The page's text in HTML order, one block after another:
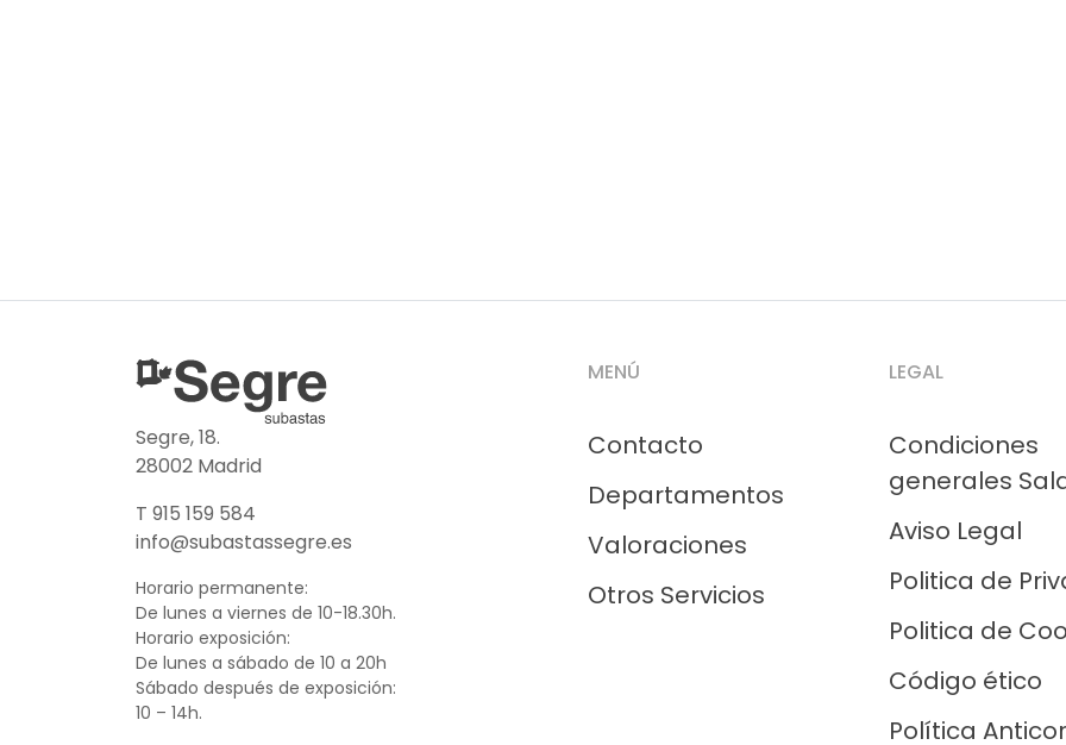
Segre, 18.
28002 Madrid
T 915 159 584
info@subastassegre.es
Horario permanente:
De lunes a viernes de 10-18.30h.
Horario exposición:
De lunes a sábado de 10 a 20h
Sábado después de exposición:
10 – 14h.
MENÚ
Contacto
Departamentos
Valoraciones
Otros Servicios
LEGAL
Condiciones
generales
Aviso Legal
Politica de
Politica de
Código ético
Política